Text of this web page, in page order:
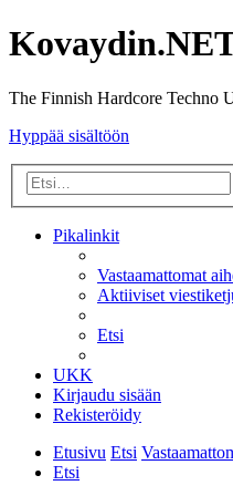
The Finnish Hardcore Techno
Hyppää sisältöön
Pikalinkit
Vastaamattomat
Aktiiviset
Etsi
UKK
Kirjaudu sisään
Rekisteröidy
Etusivu Etsi
Etsi